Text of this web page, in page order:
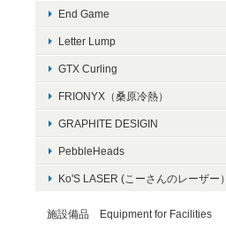
End Game
Letter Lump
GTX Curling
FRIONYX（桑原冷熱）
GRAPHITE DESIGIN
PebbleHeads
Ko'S LASER (こーさんのレーザー）
施設備品 Equipment for Facilities